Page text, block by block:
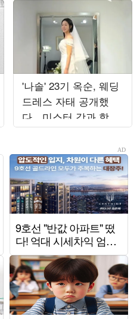
'나솔' 23기 옥순, 웨딩
드레스 자태 공개했
다…미스터 강과 함께
한 결혼 준비